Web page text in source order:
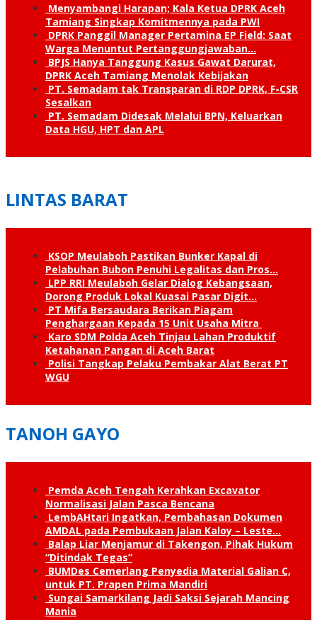
Menyambangi Harapan; Kala Ketua DPRK Aceh
Tamiang Singkap Komitmennya pada PWI
DPRK Panggil Manager Pertamina EP Field: Saat
Warga Menuntut Pertanggung­jawaban…
BPJS Hanya Tanggung Kasus Gawat Darurat,
DPRK Aceh Tamiang Menolak Kebijakan
PT. Semadam tak Transparan di RDP DPRK, F-CSR
Sesalkan
PT. Semadam Didesak Melalui BPN, Keluarkan
Data HGU, HPT dan APL
LINTAS BARAT
KSOP Meulaboh Pastikan Bunker Kapal di
Pelabuhan Bubon Penuhi Legalitas dan Pros…
LPP RRI Meulaboh Gelar Dialog Kebangsaan,
Dorong Produk Lokal Kuasai Pasar Digit…
PT Mifa Bersaudara Berikan Piagam
Penghargaan Kepada 15 Unit Usaha Mitra
Karo SDM Polda Aceh Tinjau Lahan Produktif
Ketahanan Pangan di Aceh Barat
Polisi Tangkap Pelaku Pembakar Alat Berat PT
WGU
TANOH GAYO
Pemda Aceh Tengah Kerahkan Excavator
Normalisasi Jalan Pasca Bencana
LembAHtari Ingatkan, Pembahasan Dokumen
AMDAL pada Pembukaan Jalan Kaloy – Leste…
Balap Liar Menjamur di Takengon, Pihak Hukum
“Ditindak Tegas”
BUMDes Cemerlang Penyedia Material Galian C,
untuk PT. Prapen Prima Mandiri
Sungai Samarkilang Jadi Saksi Sejarah Mancing
Mania